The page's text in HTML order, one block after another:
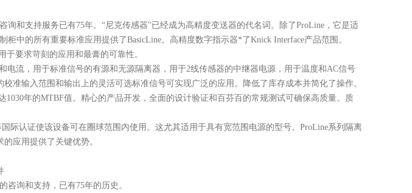
询和支持服务已有75年。“尼克传感器"已经成为高精度变送器的代名词。 除了ProLine，它是适
中的所有重要标准应用提供了BasicLine。高精度数字指示器*了Knick Interface产品范围。
于要求苛刻的应用和最膏的可靠性。
电流，用于标准信号的有源和无源隔离器，用于2线传感器的中继器电源，用于温度和AC信号
准输入范围和输出上的灵活可选标准信号可实现广泛的应用。降低了库存成本并简化了操作。
1030年的MTBF值。精心的产品开发，全面的设计验证和百芬百的常规测试可确保高质量。质
际认证使该设备可在圈球范围内使用。这尤其适用于具有宽范围电源的型号。ProLine系列隔离
应用提供了关键优势。
咨询和支持，已有75年的历史。